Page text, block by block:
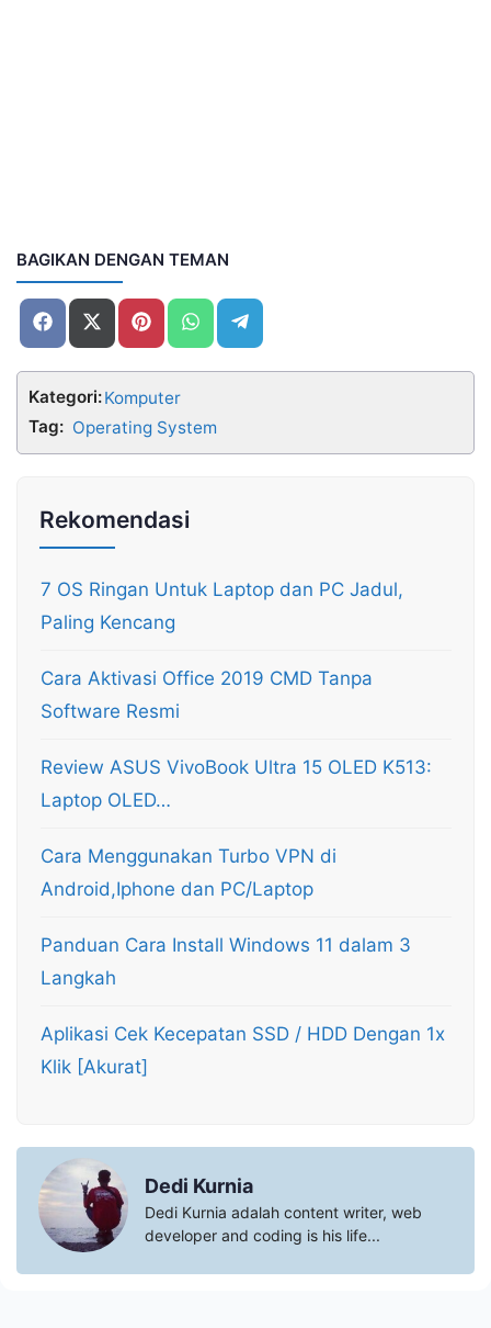
BAGIKAN DENGAN TEMAN
Share
on
Share
on
(Twitter)
Share
on
Share
on
on
Kategori:Komputer
Tag: Operating System
Rekomendasi
7 OS Ringan Untuk Laptop dan PC Jadul,
Paling Kencang
Cara Aktivasi Office 2019 CMD Tanpa
Software Resmi
Review ASUS VivoBook Ultra 15 OLED K513:
Laptop OLED…
Cara Menggunakan Turbo VPN di
Android,Iphone dan PC/Laptop
Panduan Cara Install Windows 11 dalam 3
Langkah
Aplikasi Cek Kecepatan SSD / HDD Dengan 1x
Klik [Akurat]
Dedi Kurnia
Dedi Kurnia adalah content writer, web
developer and coding is his life...